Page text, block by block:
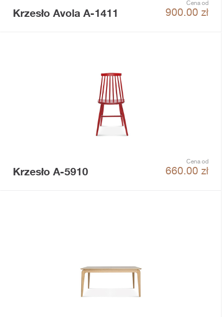
Krzesło Avola A-1411
Cena od
900.00 zł
Krzesło A-5910
Cena od
660.00 zł